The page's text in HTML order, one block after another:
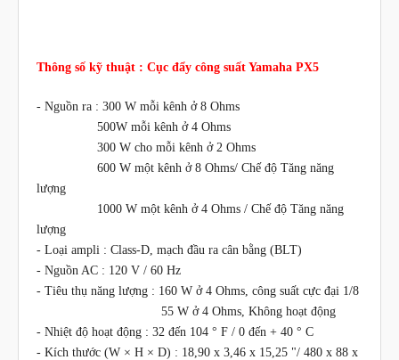
Thông số kỹ thuật : Cục đẩy công suất Yamaha PX5
- Nguồn ra : 300 W mỗi kênh ở 8 Ohms
500W mỗi kênh ở 4 Ohms
300 W cho mỗi kênh ở 2 Ohms
600 W một kênh ở 8 Ohms/ Chế độ Tăng năng
lượng
1000 W một kênh ở 4 Ohms / Chế độ Tăng năng
lượng
- Loại ampli : Class-D, mạch đầu ra cân bằng (BLT)
- Nguồn AC : 120 V / 60 Hz
- Tiêu thụ năng lượng : 160 W ở 4 Ohms, công suất cực đại 1/8
55 W ở 4 Ohms, Không hoạt động
- Nhiệt độ hoạt động : 32 đến 104 ° F / 0 đến + 40 ° C
- Kích thước (W × H × D) : 18,90 x 3,46 x 15,25 "/ 480 x 88 x